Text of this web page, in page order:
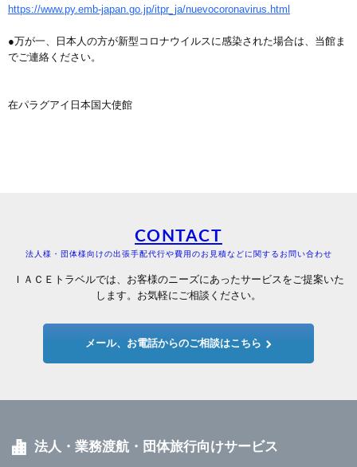
https://www.py.emb-japan.go.jp/itpr_ja/nuevocoronavirus.html
●万が一、日本人の方が新型コロナウイルスに感染された場合は、当館ま
でご連絡ください。
在パラグアイ日本国大使館
CONTACT
法人様・団体様向けの出張手配代行や費用のお見積などに関するお問い合わせ
ＩＡＣＥトラベルでは、お客様のニーズにあったサービスをご提案いた
します。お気軽にご相談ください。
メール、お電話からのご相談はこちら
法人・業務渡航・団体旅行向けサービス